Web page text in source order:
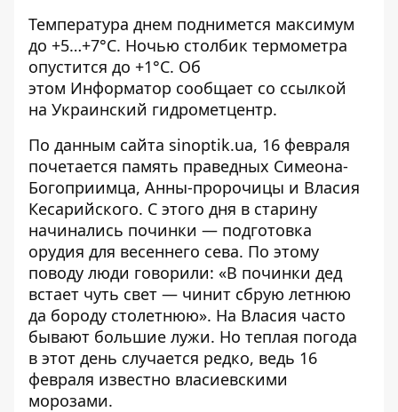
Температура днем поднимется максимум
до +5…+7°C. Ночью столбик термометра
опустится до +1°C. Об
этом Информатор сообщает со ссылкой
на Украинский гидрометцентр.
По данным сайта sinoptik.ua, 16 февраля
почетается память праведных Симеона-
Богоприимца, Анны-пророчицы и Власия
Кесарийского. С этого дня в старину
начинались починки — подготовка
орудия для весеннего сева. По этому
поводу люди говорили: «В починки дед
встает чуть свет — чинит сбрую летнюю
да бороду столетнюю». На Власия часто
бывают большие лужи. Но теплая погода
в этот день случается редко, ведь 16
февраля известно власиевскими
морозами.